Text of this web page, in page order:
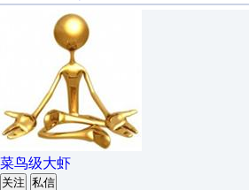
菜鸟级大虾
关注 私信